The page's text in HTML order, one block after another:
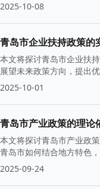
2025-10-08
青岛市企业扶持政策的
本文将探讨青岛市企业扶
展望未来政策方向，提出
2025-10-01
青岛市产业政策的理论
本文将探讨青岛市产业政
青岛市如何结合地方特色
2025-09-24